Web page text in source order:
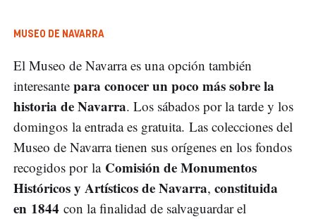
MUSEO DE NAVARRA
El Museo de Navarra es una opción también
interesante para conocer un poco más sobre la
historia de Navarra. Los sábados por la tarde y los
domingos la entrada es gratuita. Las colecciones del
Museo de Navarra tienen sus orígenes en los fondos
recogidos por la Comisión de Monumentos
Históricos y Artísticos de Navarra, constituida
en 1844 con la finalidad de salvaguardar el